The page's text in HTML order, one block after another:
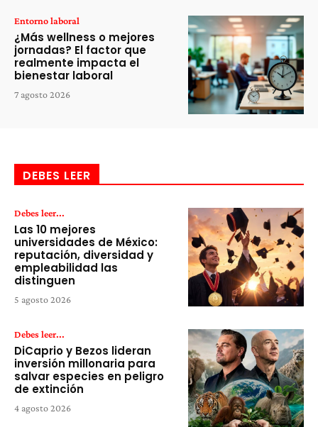
Entorno laboral
¿Más wellness o mejores
jornadas? El factor que
realmente impacta el
bienestar laboral
7 agosto 2026
DEBES LEER
Debes leer...
Las 10 mejores
universidades de México:
reputación, diversidad y
empleabilidad las
distinguen
5 agosto 2026
Debes leer...
DiCaprio y Bezos lideran
inversión millonaria para
salvar especies en peligro
de extinción
4 agosto 2026